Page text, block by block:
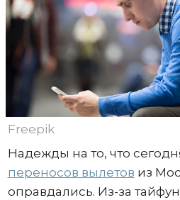
Freepik
Надежды на то, что
переносов вылетов из
оправдались. Из-за